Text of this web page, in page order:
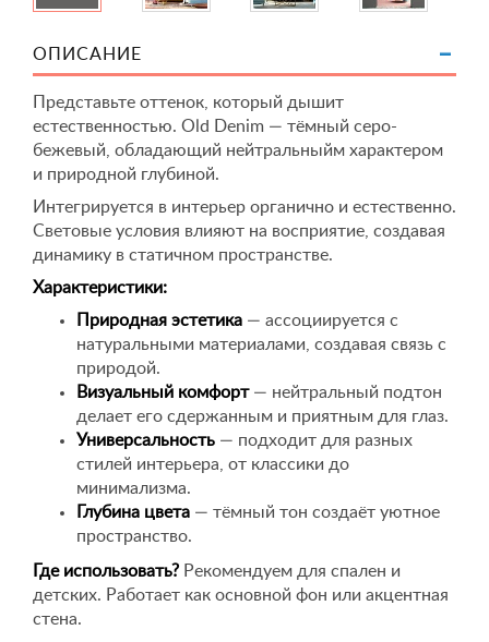
ОПИСАНИЕ
Представьте оттенок, который дышит
естественностью. Old Denim — тёмный серо-
бежевый, обладающий нейтральныйм характером
и природной глубиной.
Интегрируется в интерьер органично и естественно.
Световые условия влияют на восприятие, создавая
динамику в статичном пространстве.
Характеристики:
Природная эстетика — ассоциируется с
натуральными материалами, создавая связь с
природой.
Визуальный комфорт— нейтральный подтон
делает его сдержанным и приятным для глаз.
Универсальность — подходит для разных
стилей интерьера, от классики до
минимализма.
Глубина цвета — тёмный тон создаёт уютное
пространство.
Где использовать? Рекомендуем для спален и
детских. Работает как основной фон или акцентная
стена.